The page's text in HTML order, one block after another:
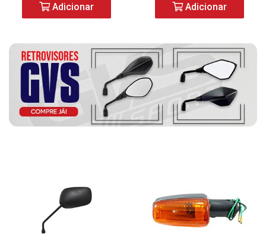
Adicionar Adicionar